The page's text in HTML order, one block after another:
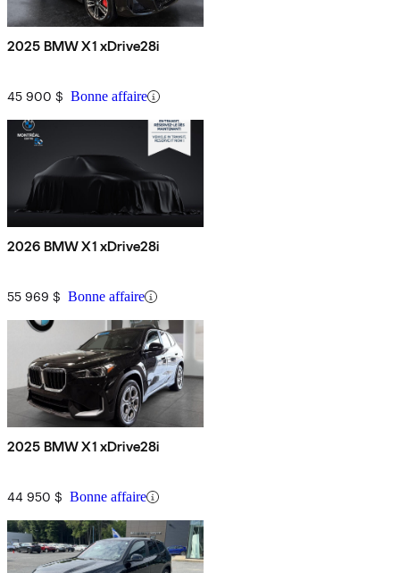
2025 BMW X1 xDrive28i
45 900 $ Bonne affaire
2026 BMW X1 xDrive28i
55 969 $ Bonne affaire
2025 BMW X1 xDrive28i
44 950 $ Bonne affaire